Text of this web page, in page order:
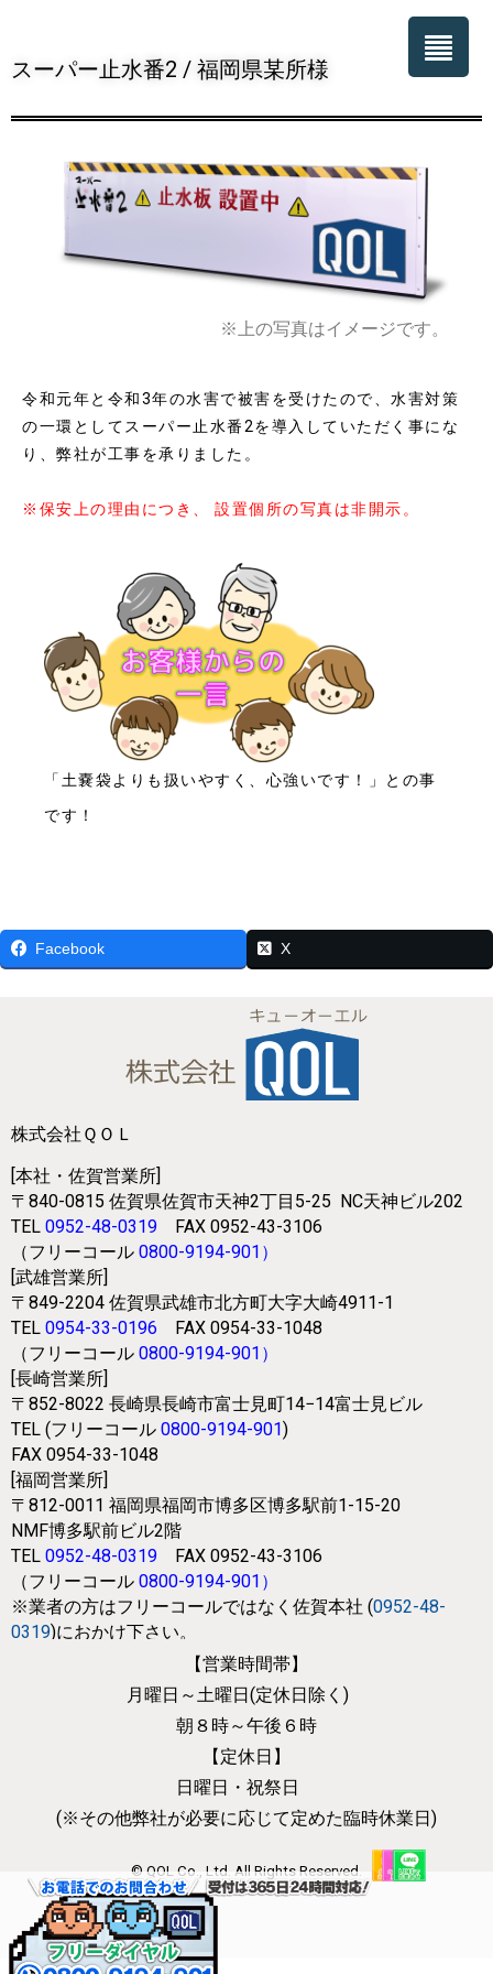
スーパー止水番2 / 福岡県某所様
※上の写真はイメージです。
令和元年と令和3年の水害で被害を受けたので、水害対策
の一環としてスーパー止水番2を導入していただく事にな
り、弊社が工事を承りました。
※保安上の理由につき、 設置個所の写真は非開示。
「土嚢袋よりも扱いやすく、心強いです！」との事
です！
Facebook X
株式会社ＱＯＬ
[本社・佐賀営業所]
〒840-0815 佐賀県佐賀市天神2丁目5-25 NC天神ビル202
TEL 0952-48-0319
FAX 0952-43-3106
（フリーコール 0800-9194-901 ）
[武雄営業所]
〒849-2204 佐賀県武雄市北方町大字大崎4911-1
TEL 0954-33-0196
FAX 0954-33-1048
（フリーコール 0800-9194-901 ）
[長崎営業所]
〒852-8022 長崎県長崎市富士見町14−14富士見ビル
TEL (フリーコール 0800-9194-901)
FAX 0954-33-1048
[福岡営業所]
〒812-0011 福岡県福岡市博多区博多駅前1-15-20
NMF博多駅前ビル2階
TEL 0952-48-0319
FAX 0952-43-3106
（フリーコール 0800-9194-901 ）
※業者の方はフリーコールではなく 佐賀本社 (0952-48-
0319)におかけ下さい。
【営業時間帯】
月曜日～土曜日(定休日除く)
朝８時～午後６時
【定休日】
日曜日・祝祭日
(※その他弊社が必要に応じて定めた臨時休業日)
© QOL Co., Ltd. All Rights Reserved.